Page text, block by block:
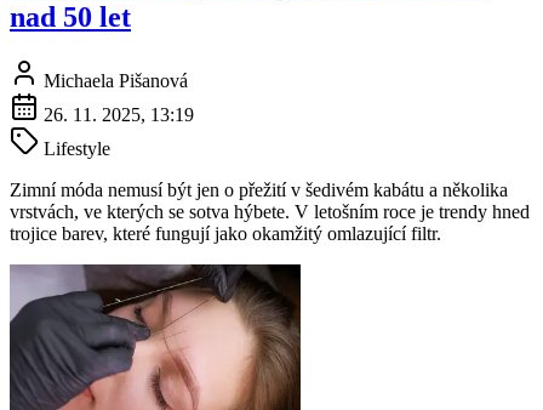
nad 50 let
Michaela Pišanová
26. 11. 2025, 13:19
Lifestyle
Zimní móda nemusí být jen o přežití v šedivém kabátu a několika
vrstvách, ve kterých se sotva hýbete. V letošním roce je trendy hned
trojice barev, které fungují jako okamžitý omlazující filtr.